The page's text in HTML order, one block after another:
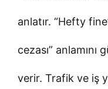
anlatır. “Hefty
cezası”
verir. Trafik ve iş